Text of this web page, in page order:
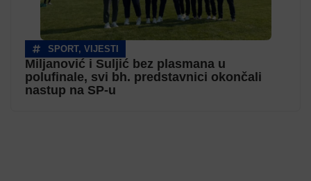
SPORT, VIJESTI
Miljanović i Suljić bez plasmana u
polufinale, svi bh. predstavnici okončali
nastup na SP-u